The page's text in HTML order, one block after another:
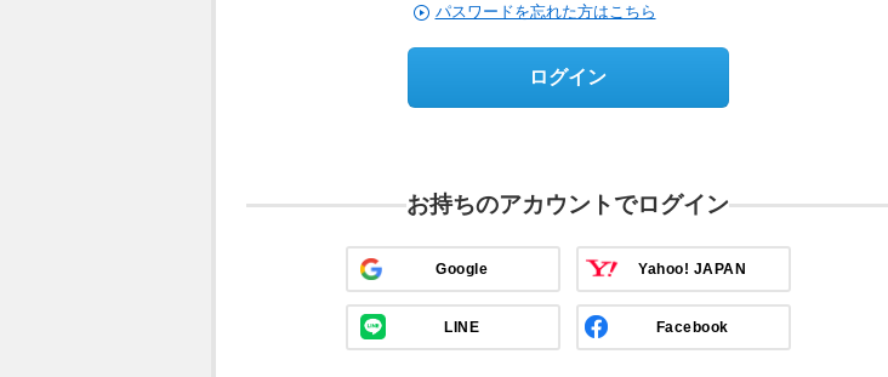
パスワードを忘れた方はこちら
ログイン
お持ちのアカウントでログイン
Google Yahoo! JAPAN
LINE Facebook